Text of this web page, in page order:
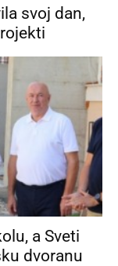
svoj dan,
a Sveti
dvoranu